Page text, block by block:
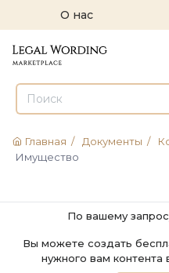
О нас
Главная / Документы /
Имущество
По вашему
Вы можете создать
нужного вам контента